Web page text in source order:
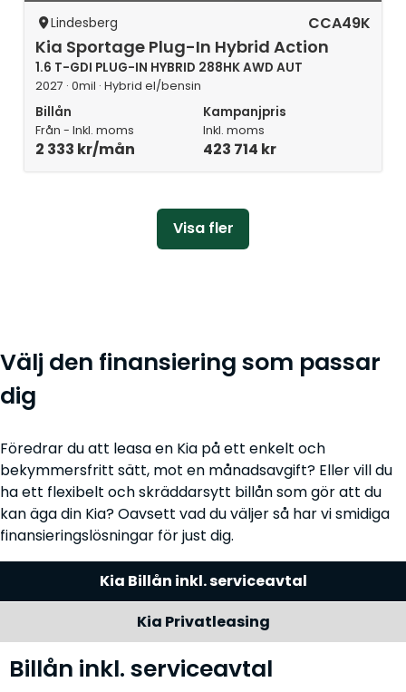
Lindesberg CCA49K
Kia Sportage Plug-In Hybrid Action
1.6 T-GDI PLUG-IN HYBRID 288HK AWD AUT
2027 · 0mil · Hybrid el/bensin
Billån
Från - Inkl. moms
2 333 kr/mån
Kampanjpris
Inkl. moms
423 714 kr
Visa fler
Välj den finansiering som passar
dig
Föredrar du att leasa en Kia på ett enkelt och
bekymmersfritt sätt, mot en månadsavgift? Eller vill du
ha ett flexibelt och skräddarsytt billån som gör att du
kan äga din Kia? Oavsett vad du väljer så har vi smidiga
finansieringslösningar för just dig.
Kia Billån inkl. serviceavtal
Kia Privatleasing
Billån inkl. serviceavtal